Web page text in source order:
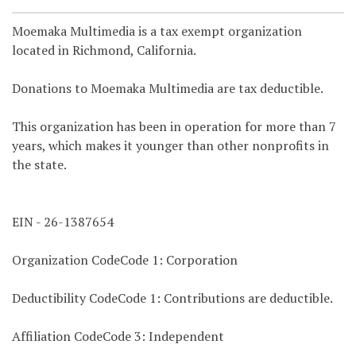
Moemaka Multimedia is a tax exempt organization
located in Richmond, California.
Donations to Moemaka Multimedia are tax deductible.
This organization has been in operation for more than 7
years, which makes it younger than other nonprofits in
the state.
EIN - 26-1387654
Organization CodeCode 1: Corporation
Deductibility CodeCode 1: Contributions are deductible.
Affiliation CodeCode 3: Independent